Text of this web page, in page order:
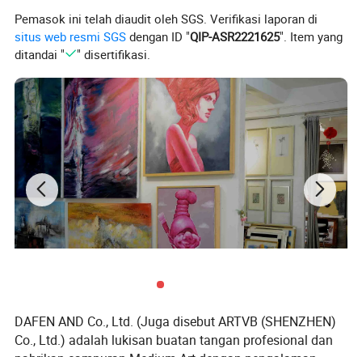
Pemasok ini telah diaudit oleh SGS. Verifikasi laporan di
situs web resmi SGS dengan ID "QIP-ASR2221625". Item yang
ditandai "
" disertifikasi.
DAFEN AND Co., Ltd. (Juga disebut ARTVB (SHENZHEN)
Co., Ltd.) adalah lukisan buatan tangan profesional dan